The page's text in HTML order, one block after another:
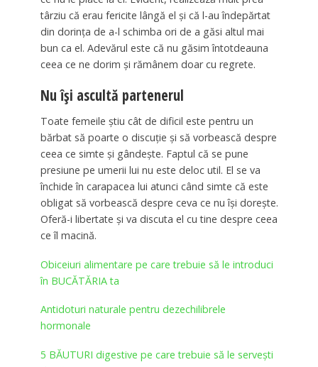
târziu că erau fericite lângă el și că l-au îndepărtat
din dorința de a-l schimba ori de a găsi altul mai
bun ca el. Adevărul este că nu găsim întotdeauna
ceea ce ne dorim și rămânem doar cu regrete.
Nu își ascultă partenerul
Toate femeile știu cât de dificil este pentru un
bărbat să poarte o discuție și să vorbească despre
ceea ce simte și gândește. Faptul că se pune
presiune pe umerii lui nu este deloc util. El se va
închide în carapacea lui atunci când simte că este
obligat să vorbească despre ceva ce nu își dorește.
Oferă-i libertate și va discuta el cu tine despre ceea
ce îl macină.
Obiceiuri alimentare pe care trebuie să le introduci
în BUCĂTĂRIA ta
Antidoturi naturale pentru dezechilibrele
hormonale
5 BĂUTURI digestive pe care trebuie să le servești